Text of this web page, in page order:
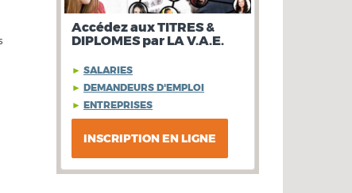
Accédez aux TITRES &
DIPLOMES par LA V.A.E.
► SALARIES
► DEMANDEURS D'EMPLOI
► ENTREPRISES
INSCRIPTION EN LIGNE